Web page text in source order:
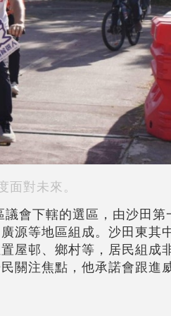
對未來。
會下轄的選區，由沙田第
源等地區組成。沙田東其
屋邨、鄉村等，居民組成
關注焦點，他承諾會跟進